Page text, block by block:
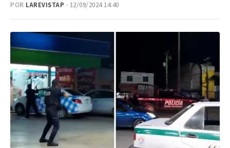
POR LAREVISTAP · 12/09/2024 14:40